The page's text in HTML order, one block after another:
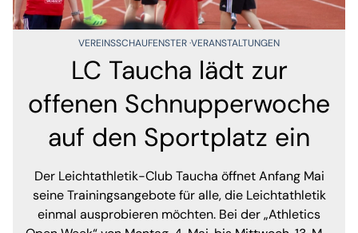
VEREINSSCHAUFENSTER VERANSTALTUNGEN
LC Taucha lädt zur
offenen Schnupperwoche
auf den Sportplatz ein
Der Leichtathletik-Club Taucha öffnet Anfang Mai
seine Trainingsangebote für alle, die Leichtathletik
einmal ausprobieren möchten. Bei der „Athletics